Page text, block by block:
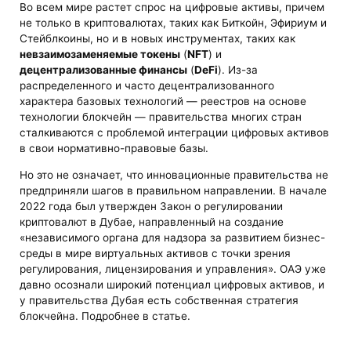
Во всем мире растет спрос на цифровые активы, причем
не только в криптовалютах, таких как Биткойн, Эфириум и
Стейблкоины, но и в новых инструментах, таких как
невзаимозаменяемые токены (NFT) и
децентрализованные финансы (DeFi). Из-за
распределенного и часто децентрализованного
характера базовых технологий — реестров на основе
технологии блокчейн — правительства многих стран
сталкиваются с проблемой интеграции цифровых активов
в свои нормативно-правовые базы.
Но это не означает, что инновационные правительства не
предприняли шагов в правильном направлении. В начале
2022 года был утвержден Закон о регулировании
криптовалют в Дубае, направленный на создание
«независимого органа для надзора за развитием бизнес-
среды в мире виртуальных активов с точки зрения
регулирования, лицензирования и управления». ОАЭ уже
давно осознали широкий потенциал цифровых активов, и
у правительства Дубая есть собственная стратегия
блокчейна. Подробнее в статье.